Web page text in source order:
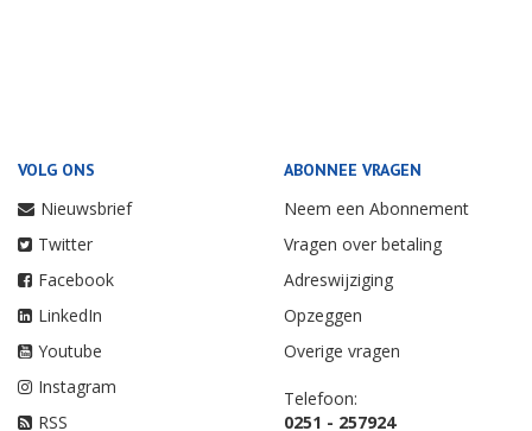
VOLG ONS
Nieuwsbrief
Twitter
Facebook
LinkedIn
Youtube
Instagram
RSS
ABONNEE VRAGEN
Neem een Abonnement
Vragen over betaling
Adreswijziging
Opzeggen
Overige vragen
Telefoon:
0251 - 257924